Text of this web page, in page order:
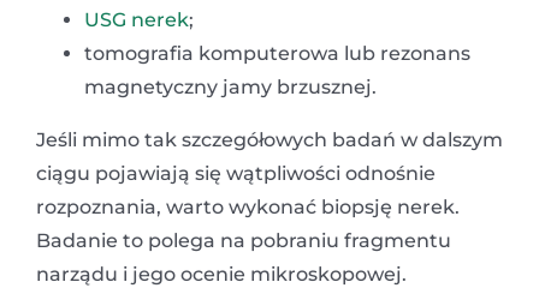
USG nerek;
tomografia komputerowa lub rezonans
magnetyczny jamy brzusznej.
Jeśli mimo tak szczegółowych badań w dalszym
ciągu pojawiają się wątpliwości odnośnie
rozpoznania, warto wykonać biopsję nerek.
Badanie to polega na pobraniu fragmentu
narządu i jego ocenie mikroskopowej.